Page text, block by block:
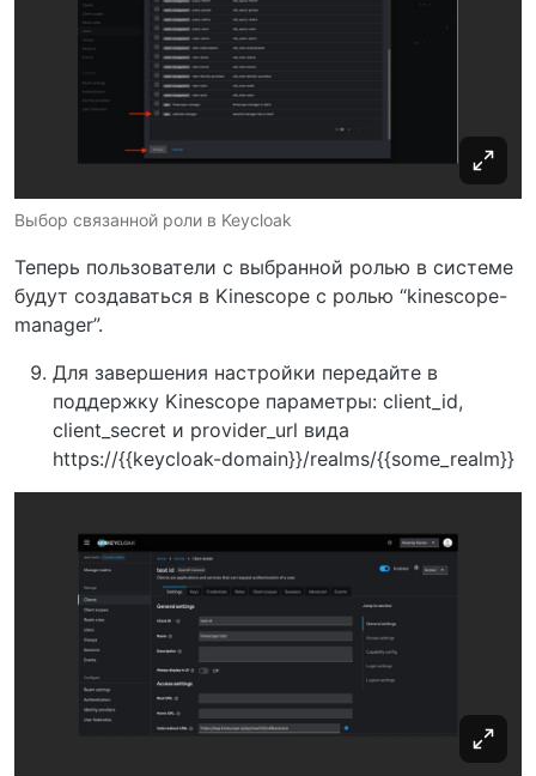
Выбор связанной роли в Keycloak
Теперь пользователи с выбранной ролью в системе
будут создаваться в Kinescope с ролью “kinescope-
manager”.
Для завершения настройки передайте в
поддержку Kinescope параметры: client_id,
client_secret и provider_url вида
https://{{keycloak-domain}}/realms/{{some_realm}}